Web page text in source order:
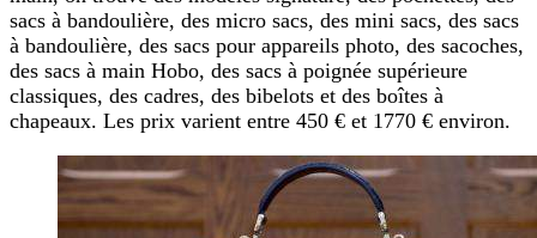
sacs à bandoulière, des micro sacs, des mini sacs, des sacs
à bandoulière, des sacs pour appareils photo, des sacoches,
des sacs à main Hobo, des sacs à poignée supérieure
classiques, des cadres, des bibelots et des boîtes à
chapeaux. Les prix varient entre 450 € et 1770 € environ.